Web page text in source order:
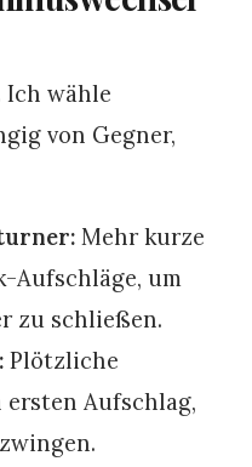
Ich wähle
von Gegner,
Mehr kurze
Aufschläge, um
zu schließen.
Plötzliche
Aufschlag,